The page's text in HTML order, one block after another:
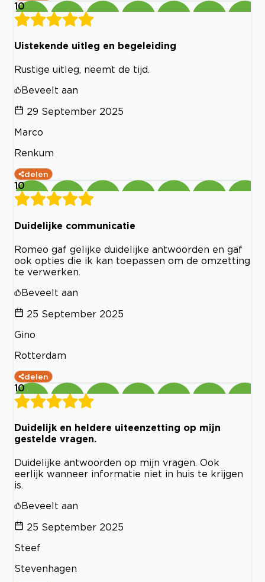
10
Uistekende uitleg en begeleiding
Rustige uitleg, neemt de tijd.
Beveelt aan
29 September 2025
Marco
Renkum
delen
10
Duidelijke communicatie
Romeo gaf gelijke duidelijke antwoorden en gaf
ook opties die ik kan toepassen om de omzetting
te verwerken.
Beveelt aan
25 September 2025
Gino
Rotterdam
delen
10
Duidelijk en heldere uiteenzetting op mijn
gestelde vragen.
Duidelijke antwoorden op mijn vragen. Ook
eerlijk wanneer informatie niet in huis te krijgen
is.
Beveelt aan
25 September 2025
Steef
Stevenhagen